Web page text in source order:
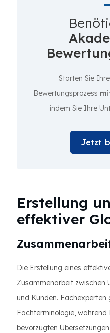
Starten Sie
Bewertungsprozess
indem Sie Ihre
Jetzt
Erstellung
effektiver
Die Erstellung eines
Zusammenarbeit zwischen
und Kunden. Fachexperten
Fachterminologie,
bevorzugten